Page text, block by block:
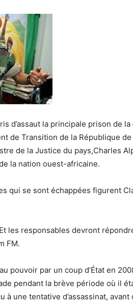
d’assaut la principale prison de
de Transition de la République
de la Justice du pays,Charles
la nation ouest-africaine.
qui se sont échappées figurent
les responsables devront
FM.
pouvoir par un coup d’État en
pendant la brève période où il
à une tentative d’assassinat,